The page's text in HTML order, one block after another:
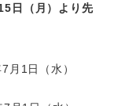
日（月）より先
月1日（水）